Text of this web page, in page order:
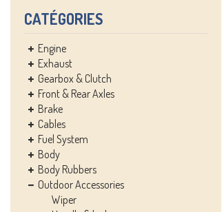
CATÉGORIES
Engine
Exhaust
Gearbox & Clutch
Front & Rear Axles
Brake
Cables
Fuel System
Body
Body Rubbers
Outdoor Accessories
Wiper